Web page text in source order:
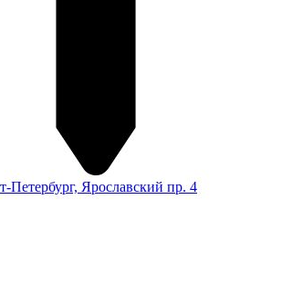
Петербург, Ярославский пр. 4